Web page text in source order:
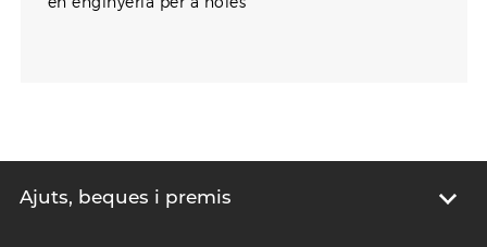
Ajuts, beques i premis